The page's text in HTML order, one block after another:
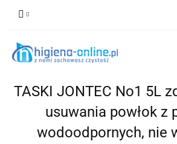
TASKI JONTEC No1 5L
usuwania powłok z
wodoodpornych, nie